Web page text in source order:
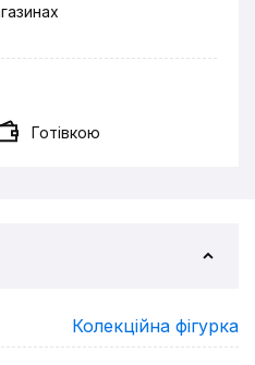
Готівкою
Колекційна фігурка